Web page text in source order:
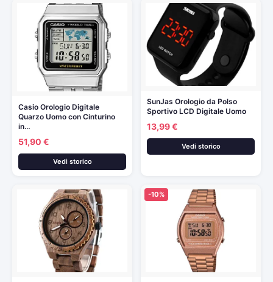
Casio Orologio Digitale
Quarzo Uomo con Cinturino
in…
51,90 €
Vedi storico
SunJas Orologio da Polso
Sportivo LCD Digitale Uomo
13,99 €
Vedi storico
-10%